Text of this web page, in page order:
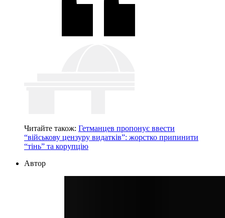
Читайте також: Гетманцев пропонує ввести
“військову цензуру видатків”: жорстко припинити
“тінь” та корупцію
Автор